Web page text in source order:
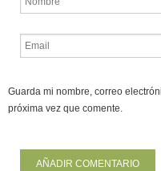
Guarda mi nombre, correo
próxima vez que comente.